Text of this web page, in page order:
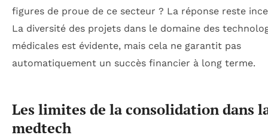
figures de proue de ce secteur ? La réponse reste
La diversité des projets dans le domaine des
médicales est évidente, mais cela ne garantit pas
automatiquement un succès financier à long terme.
Les limites de la consolidation dans
medtech